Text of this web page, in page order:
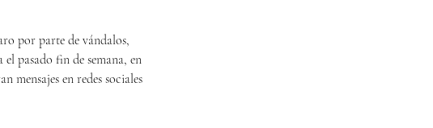
por parte de vándalos,
pasado fin de semana, en
mensajes en redes sociales